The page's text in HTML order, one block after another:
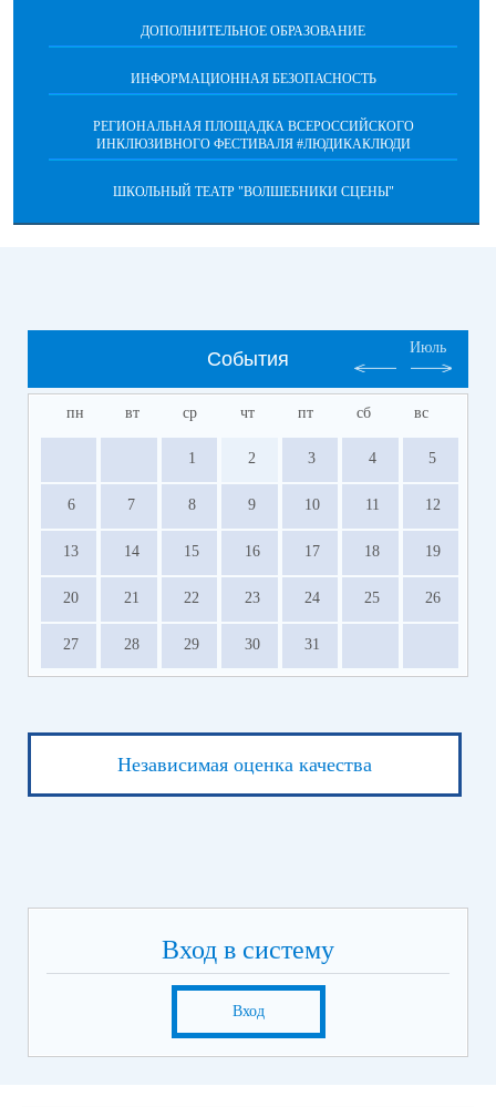
ДОПОЛНИТЕЛЬНОЕ ОБРАЗОВАНИЕ
ИНФОРМАЦИОННАЯ БЕЗОПАСНОСТЬ
РЕГИОНАЛЬНАЯ ПЛОЩАДКА ВСЕРОССИЙСКОГО
ИНКЛЮЗИВНОГО ФЕСТИВАЛЯ #ЛЮДИКАКЛЮДИ
ШКОЛЬНЫЙ ТЕАТР "ВОЛШЕБНИКИ СЦЕНЫ"
События
Июль
пн вт ср чт пт сб вс
1 2 3 4 5
6 7 8 9 10 11 12
13 14 15 16 17 18 19
20 21 22 23 24 25 26
27 28 29 30 31
Независимая оценка качества
Вход в систему
Вход